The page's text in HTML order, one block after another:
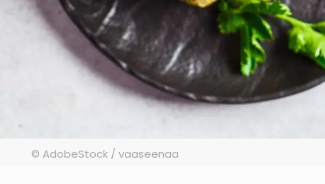
© AdobeStock / vaaseenaa